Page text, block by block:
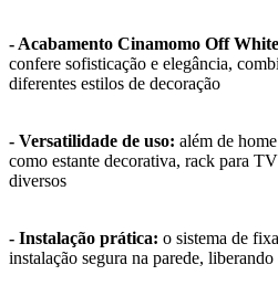
- Acabamento Cinamomo Off
confere sofisticação e elegância,
diferentes estilos de decoração
- Versatilidade de uso: além de
como estante decorativa, rack para
diversos
- Instalação prática: o sistema de
instalação segura na parede,